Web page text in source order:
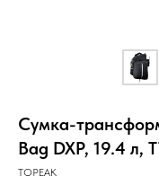
Сумка-
Bag DXP, 19.4 л,
TOPEAK